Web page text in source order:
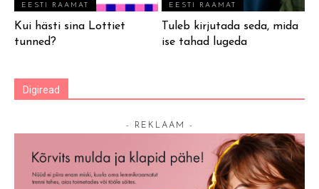
EESTI RAAMAT
Kui hästi sina Lottiet
tunned?
EESTI RAAMAT
Tuleb kirjutada seda, mida
ise tahad lugeda
Digiread
- REKLAAM -